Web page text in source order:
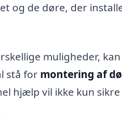
og de døre, der
muligheder,
stå for montering af
hjælp vil ikke kun